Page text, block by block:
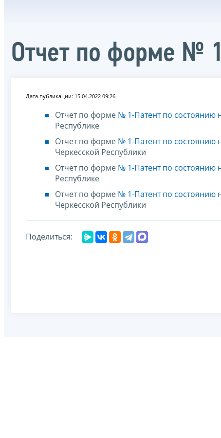
Отчет по форме №
Дата публикации: 15.04.2022 09:26
Отчет по форме № 1-Патент по состоянию
Республике
Отчет по форме № 1-Патент по состоянию
Черкесской Республики
Отчет по форме № 1-Патент по состоянию
Республике
Отчет по форме № 1-Патент по состоянию
Черкесской Республики
Поделиться: